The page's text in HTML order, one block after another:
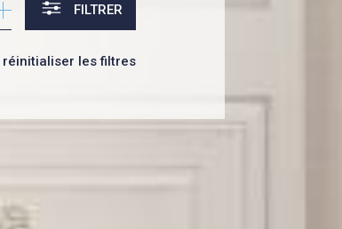
FILTRER
réinitialiser les filtres